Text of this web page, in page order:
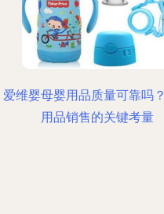
爱维婴母婴用品质量可靠吗
用品销售的关键考量